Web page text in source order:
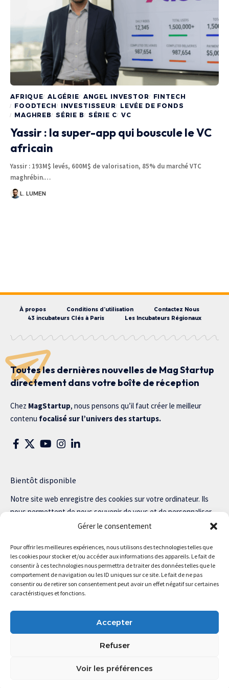
Gérer le consentement
Pour offrir les meilleures expériences, nous utilisons des technologies telles que
les cookies pour stocker et/ou accéder aux informations des appareils. Le fait de
consentir à ces technologies nous permettra de traiter des données telles que le
comportement de navigation ou les ID uniques sur ce site. Le fait de ne pas
consentir ou de retirer son consentement peut avoir un effet négatif sur certaines
caractéristiques et fonctions.
Accepter
Refuser
Voir les préférences
AFRIQUE ALGÉRIE ANGEL INVESTOR
FINTECH
FOODTECH
INVESTISSEUR
LEVÉE DE FONDS
MAGHREB SÉRIE B SÉRIE C VC
Yassir : la super-app qui bouscule le VC
africain
Yassir : 193M$ levés, 600M$ de valorisation, 85% du marché VTC
maghrébin.…
L. LUMEN
À propos Conditions d’utilisation
Contactez Nous
43 incubateurs Clés à Paris
Les Incubateurs Régionaux
Toutes les dernières nouvelles de Mag Startup
directement dans votre boîte de réception
Chez MagStartup, nous pensons qu’il faut créer le meilleur
contenu focalisé sur l’univers des startups.
Bientôt disponible
Notre site web enregistre des cookies sur votre ordinateur. Ils
nous permettent de nous souvenir de vous et de personnaliser
votre expérience sur notre site.
Lisez notre politique de confidentialité pour plus d’informations.
Magstartup.com © 2025 Tous droits réservés.